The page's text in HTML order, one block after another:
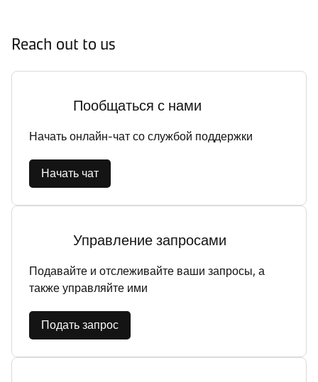
Reach out to us
Пообщаться с нами
Начать онлайн-чат со службой поддержки
Начать чат
Управление запросами
Подавайте и отслеживайте ваши запросы, а
также управляйте ими
Подать запрос